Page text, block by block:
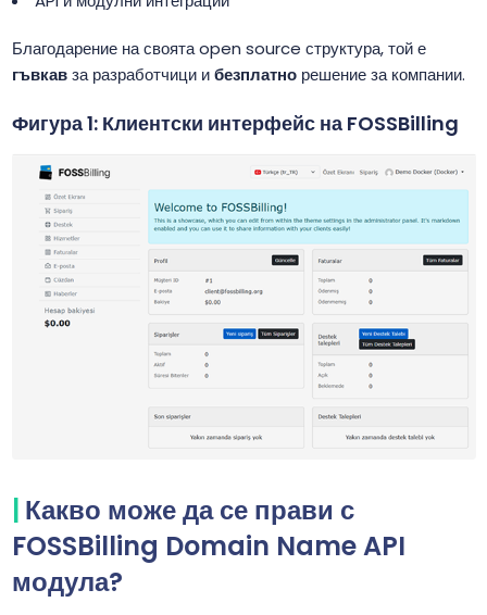
Благодарение на своята open source структура, той е
гъвкавза разработчици ибезплатнорешение за компании.
Фигура 1: Клиентски интерфейс на FOSSBilling
Какво може да се прави с
FOSSBilling Domain Name API
модула?